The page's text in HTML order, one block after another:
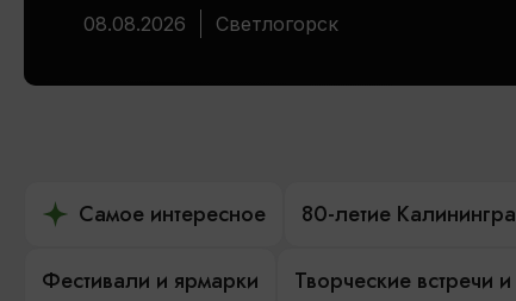
08.08.2026 Светлогорск
Самое интересное 80-летие
Фестивали и ярмарки Творческие встречи